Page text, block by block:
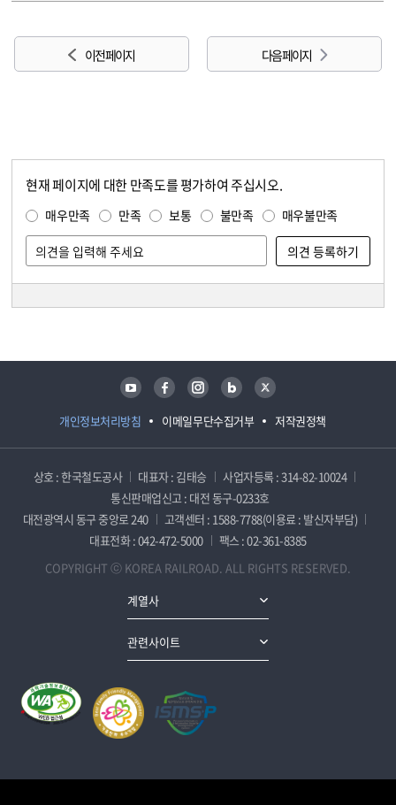
이전 페이지 다음 페이지
현재 페이지에 대한 만족도를 평가하여 주십시오.
매우만족 만족 보통 불만족 매우불만족
개인정보처리방침 이메일무단수집거부 저작권정책
유튜브 페이스북 인스타그램 블로그 트위터
상호 : 한국철도공사 대표자 : 김태승
사업자등록 : 314-82-10024
통신판매업신고 : 대전 동구-0233호
대전광역시 동구 중앙로 240
고객센터 : 1588-7788(이용료 : 발신자부담)
대표전화 : 042-472-5000
팩스 : 02-361-8385
COPYRIGHT ⓒ KOREA RAILROAD. ALL RIGHTS RESERVED.
계열사
관련사이트